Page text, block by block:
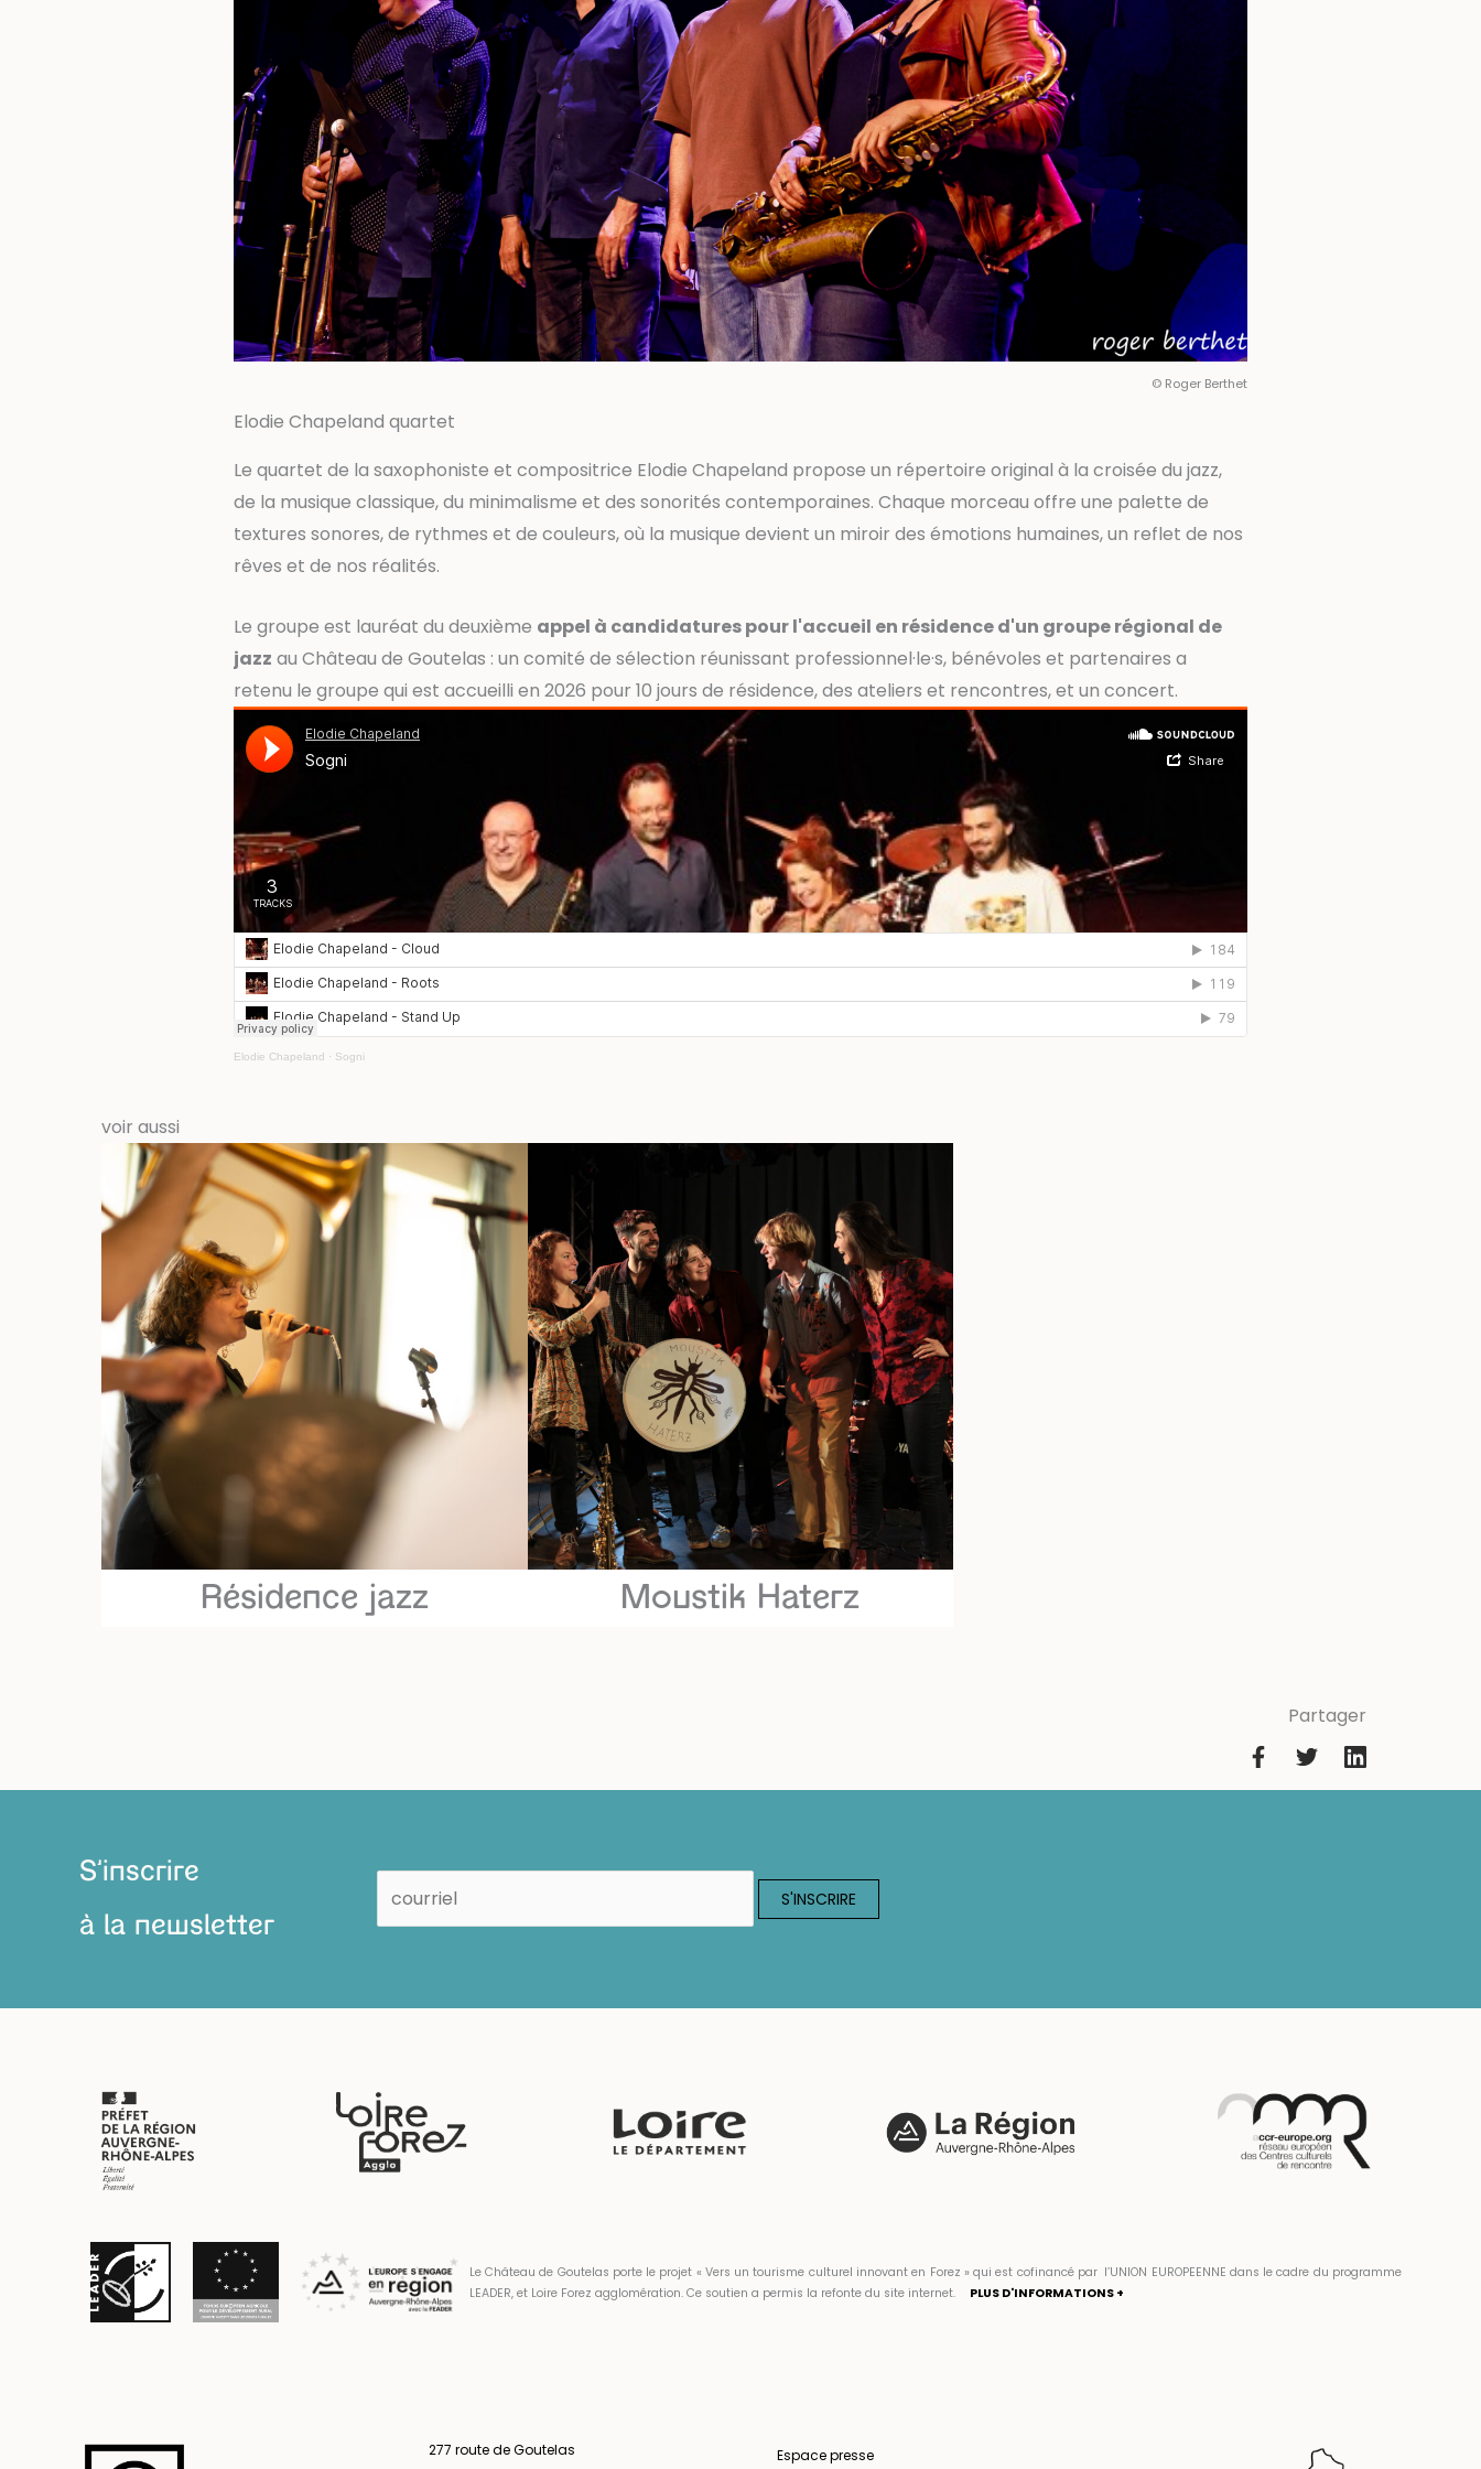
© Roger Berthet
Elodie Chapeland quartet
Le quartet de la saxophoniste et compositrice Elodie Chapeland propose un répertoire original à la croisée du jazz,
de la musique classique, du minimalisme et des sonorités contemporaines. Chaque morceau offre une palette de
textures sonores, de rythmes et de couleurs, où la musique devient un miroir des émotions humaines, un reflet de nos
rêves et de nos réalités.
Le groupe est lauréat du deuxième appel à candidatures pour l'accueil en résidence d'un groupe régional de
jazz au Château de Goutelas : un comité de sélection réunissant professionnel·le·s, bénévoles et partenaires a
retenu le groupe qui est accueilli en 2026 pour 10 jours de résidence, des ateliers et rencontres, et un concert.
Elodie Chapeland · Sogni
voir aussi
Résidence jazz Moustik Haterz
Partager
S'inscrire
à la newsletter
Le Château de Goutelas porte le projet « Vers un tourisme culturel innovant en Forez » qui est cofinancé par l’UNION EUROPEENNE dans le cadre du programme
LEADER, et Loire Forez agglomération. Ce soutien a permis la refonte du site internet.
PLUS D'INFORMATIONS +
277 route de Goutelas
Espace presse